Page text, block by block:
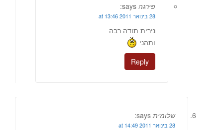
פירגה says:
28 בינואר 2011 at 13:46
נירית תודה רבה
ותהני
Reply
שלומית says:
28 בינואר 2011 at 14:49